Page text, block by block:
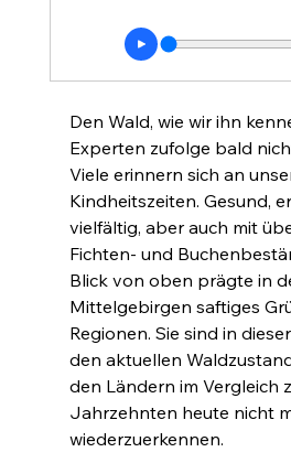
Den Wald, wie wir ihn
Experten zufolge bald
Viele erinnern sich an
Kindheitszeiten. Gesund,
vielfältig, aber auch mit
Fichten- und
Blick von oben prägte in
Mittelgebirgen saftiges
Regionen. Sie sind in
den aktuellen
den Ländern im Vergleich
Jahrzehnten heute nicht
wiederzuerkennen.